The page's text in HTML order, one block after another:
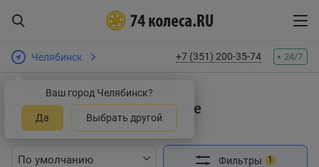
Челябинск
Ваш город Челябинск?
Да Выбрать другой
+7 (351) 200-35-74 24/7
Интернет-магазин шин и дисков
Шины O'Green в Челябинске
Найдено 9 товаров
Фильтры 1